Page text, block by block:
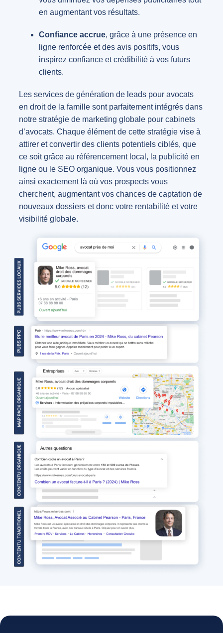
en augmentant vos résultats.
Confiance accrue, grâce à une présence en
ligne renforcée et des avis positifs, vous
inspirez confiance et crédibilité à vos futurs
clients.
Les services de génération de leads pour avocats
en droit de la famille sont parfaitement intégrés dans
notre stratégie de marketing globale pour cabinets
d’avocats. Chaque élément de cette stratégie vise à
attirer et convertir des clients potentiels ciblés, que
ce soit grâce au référencement local, la publicité en
ligne ou le SEO organique. Vous vous positionnez
ainsi exactement là où vos prospects vous
cherchent, augmentant vos chances de captation de
nouveaux dossiers et donc votre rentabilité et votre
visibilité globale.